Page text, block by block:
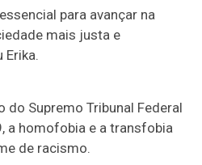
para avançar na
mais justa e
Erika.
do Supremo Tribunal Federal
a homofobia e a transfobia
de racismo.